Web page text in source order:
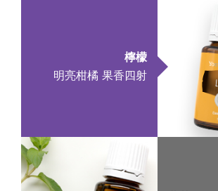
檸檬
明亮柑橘 果香四射